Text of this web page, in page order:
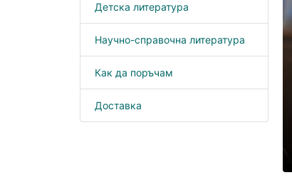
Детска литература
Научно-справочна литература
Как да поръчам
Доставка